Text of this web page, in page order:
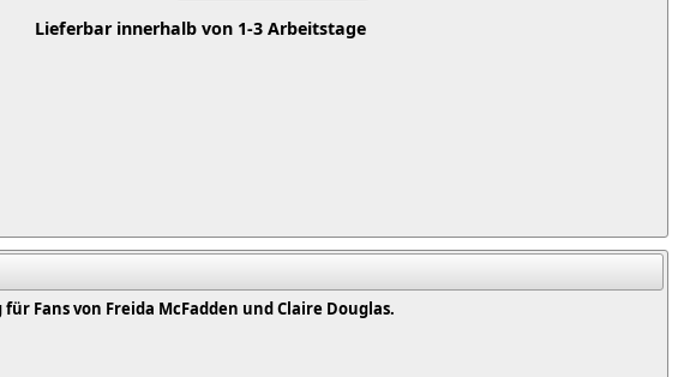
Lieferbar innerhalb von 1-3 Arbeitstage
Fans von Freida McFadden und Claire Douglas.